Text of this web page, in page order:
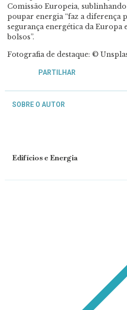
Comissão Europeia,
poupar energia “faz a diferença
segurança energética da Europa
bolsos”.
Fotografia de destaque: ©
PARTILHAR
SOBRE O AUTOR
Edifícios e Energia